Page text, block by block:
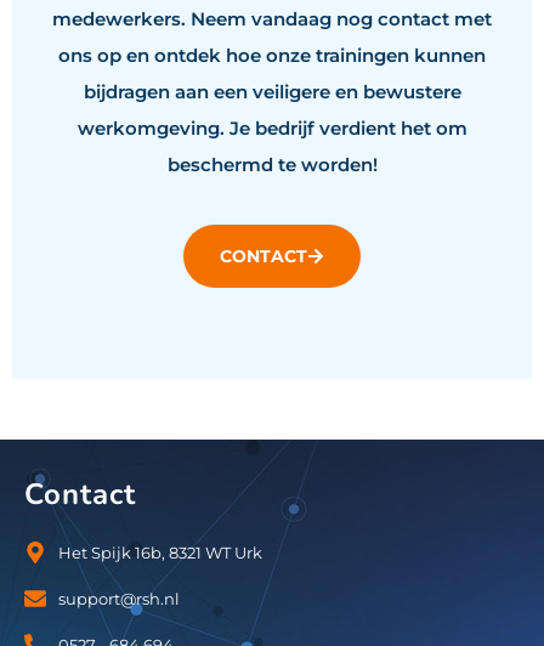
medewerkers. Neem vandaag nog contact met
ons op en ontdek hoe onze trainingen kunnen
bijdragen aan een veiligere en bewustere
werkomgeving. Je bedrijf verdient het om
beschermd te worden!
CONTACT
Contact
Het Spijk 16b, 8321 WT Urk
support@rsh.nl